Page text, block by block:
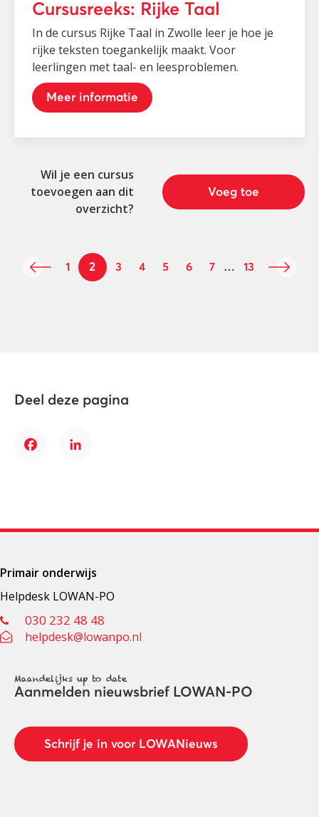
Cursusreeks: Rijke Taal
In de cursus Rijke Taal in Zwolle leer je hoe je
rijke teksten toegankelijk maakt. Voor
leerlingen met taal- en leesproblemen.
Meer informatie
Wil je een cursus
toevoegen aan dit
overzicht?
Voeg toe
1 2 3 4 5 6 7 … 13
Deel deze pagina
FacebookLinkedIn
Primair onderwijs
Helpdesk LOWAN-PO
030 232 48 48
helpdesk@lowanpo.nl
Maandelijks up to date
Aanmelden nieuwsbrief LOWAN-PO
Schrijf je in voor LOWANieuws